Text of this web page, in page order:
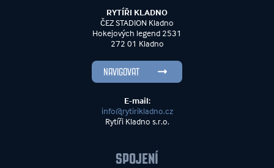
RYTÍŘI KLADNO
ČEZ STADION Kladno
Hokejových legend 2531
272 01 Kladno
NAVIGOVAT
E-mail:
info@rytirikladno.cz
Rytíři Kladno s.r.o.
SPOJENÍ